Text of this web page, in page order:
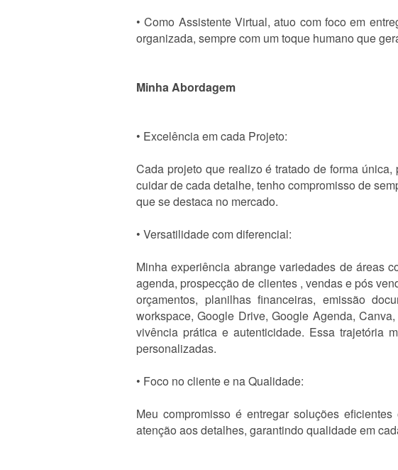
• Como Assistente Virtual, atuo com foco em
organizada, sempre com um toque humano que
Minha Abordagem
• Excelência em cada Projeto:
Cada projeto que realizo é tratado de forma
cuidar de cada detalhe, tenho compromisso de
que se destaca no mercado.
• Versatilidade com diferencial:
Minha experiência abrange variedades de áreas
agenda, prospecção de clientes , vendas e pós
orçamentos, planilhas financeiras, emissão
workspace, Google Drive, Google Agenda,
vivência prática e autenticidade. Essa trajetória
personalizadas.
• Foco no cliente e na Qualidade:
Meu compromisso é entregar soluções
atenção aos detalhes, garantindo qualidade em